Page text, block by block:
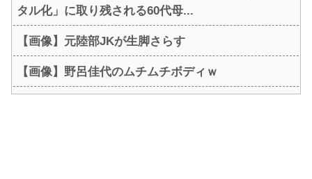
タル化」に取り残される60代母...
【画像】元陸部JKが生脚さらす
【画像】野呂佳代のムチムチボディｗ